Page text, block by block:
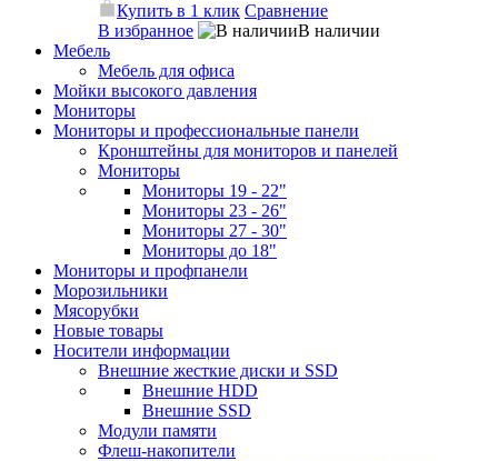
Купить в 1 клик Сравнение
В избранное
В наличии
Мебель
Мебель для офиса
Мойки высокого давления
Мониторы
Мониторы и профессиональные панели
Кронштейны для мониторов и панелей
Мониторы
Мониторы 19 - 22"
Мониторы 23 - 26"
Мониторы 27 - 30"
Мониторы до 18"
Мониторы и профпанели
Морозильники
Мясорубки
Новые товары
Носители информации
Внешние жесткие диски и SSD
Внешние HDD
Внешние SSD
Модули памяти
Флеш-накопители